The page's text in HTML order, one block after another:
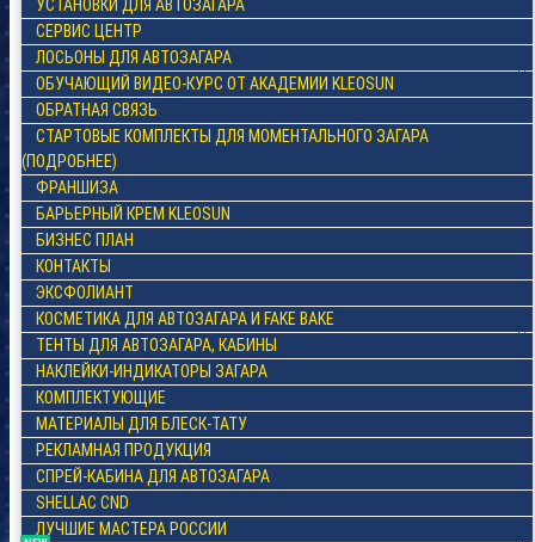
УСТАНОВКИ ДЛЯ АВТОЗАГАРА
СЕРВИС ЦЕНТР
ЛОСЬОНЫ ДЛЯ АВТОЗАГАРА
ОБУЧАЮЩИЙ ВИДЕО-КУРС ОТ АКАДЕМИИ KLEOSUN
ОБРАТНАЯ СВЯЗЬ
СТАРТОВЫЕ КОМПЛЕКТЫ ДЛЯ МОМЕНТАЛЬНОГО ЗАГАРА
(ПОДРОБНЕЕ)
ФРАНШИЗА
БАРЬЕРНЫЙ КРЕМ KLEOSUN
БИЗНЕС ПЛАН
КОНТАКТЫ
ЭКСФОЛИАНТ
КОСМЕТИКА ДЛЯ АВТОЗАГАРА И FAKE BAKE
ТЕНТЫ ДЛЯ АВТОЗАГАРА, КАБИНЫ
НАКЛЕЙКИ-ИНДИКАТОРЫ ЗАГАРА
КОМПЛЕКТУЮЩИЕ
МАТЕРИАЛЫ ДЛЯ БЛЕСК-ТАТУ
РЕКЛАМНАЯ ПРОДУКЦИЯ
СПРЕЙ-КАБИНА ДЛЯ АВТОЗАГАРА
SHELLAC CND
ЛУЧШИЕ МАСТЕРА РОССИИ